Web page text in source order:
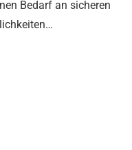
Bedarf an sicheren